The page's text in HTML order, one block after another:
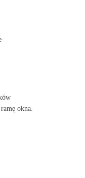
okna.